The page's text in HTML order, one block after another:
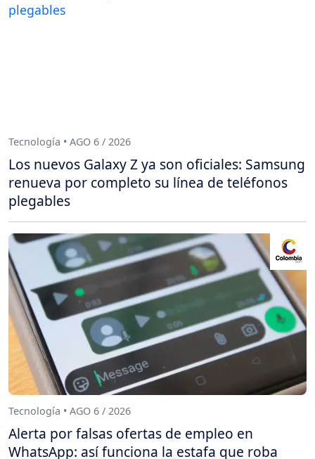
Tecnología • AGO 6 / 2026
Los nuevos Galaxy Z ya son oficiales: Samsung
renueva por completo su línea de teléfonos
plegables
Tecnología • AGO 6 / 2026
Alerta por falsas ofertas de empleo en
WhatsApp: así funciona la estafa que roba